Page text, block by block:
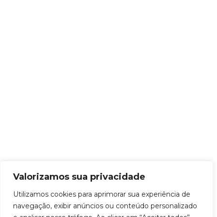
Valorizamos sua privacidade
Utilizamos cookies para aprimorar sua experiência de
navegação, exibir anúncios ou conteúdo personalizado